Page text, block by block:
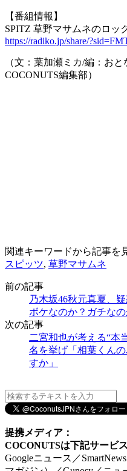
【番組情報】
SPITZ 草野マサムネのロッ
https://radiko.jp/share/
（文：葉加瀬ミカ/編：お
COCONUTS編集部）
関連キーワードから記事を
スピッツ, 草野マサムネ
前の記事
乃木坂46秋元真夏、
ボケなのか？ガチな
次の記事
二宮和也が考える“本
名を挙げ「相葉くん
すか」
提携メディア：
COCONUTSは下記サービ
Googleニュース／